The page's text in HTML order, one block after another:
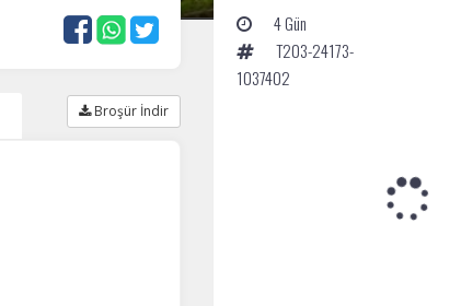
Broşür İndir
4 Gün
T203-24173-
1037402